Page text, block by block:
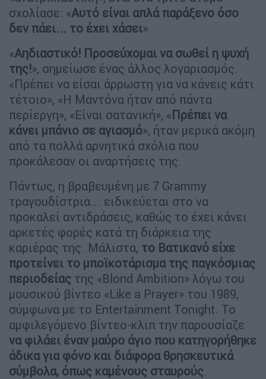
σχολίασε: «Αυτό είναι απλά παράξενο όσο
δεν πάει... το έχει χάσει».
«Αηδιαστικό! Προσεύχομαι να σωθεί η ψυχή
της!», σημείωσε ένας άλλος λογαριασμός.
«Πρέπει να είσαι άρρωστη για να κάνεις κάτι
τέτοιο», «Η Μαντόνα ήταν από πάντα
περίεργη», «Είναι σατανική», «Πρέπει να
κάνει μπάνιο σε αγιασμό», ήταν μερικά ακόμη
από τα πολλά αρνητικά σχόλια που
προκάλεσαν οι αναρτήσεις της.
Πάντως, η βραβευμένη με 7 Grammy
τραγουδίστρια... ειδικεύεται στο να
προκαλεί αντιδράσεις, καθώς το έχει κάνει
αρκετές φορές κατά τη διάρκεια της
καριέρας της. Μάλιστα, το Βατικανό είχε
προτείνει το μποϊκοτάρισμα της παγκόσμιας
περιοδείας της «Blond Ambition» λόγω του
μουσικού βίντεο «Like a Prayer» του 1989,
σύμφωνα με το Entertainment Tonight. Το
αμφιλεγόμενο βίντεο-κλιπ την παρουσίαζε
να φιλάει έναν μαύρο άγιο που κατηγορήθηκε
άδικα για φόνο και διάφορα θρησκευτικά
σύμβολα, όπως καμένους σταυρούς.